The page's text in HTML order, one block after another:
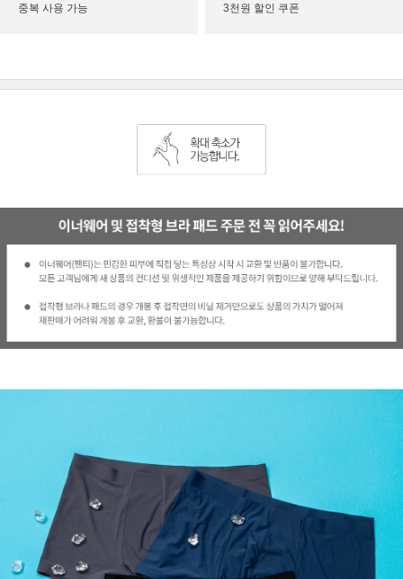
중복 사용 가능
3천원 할인 쿠폰